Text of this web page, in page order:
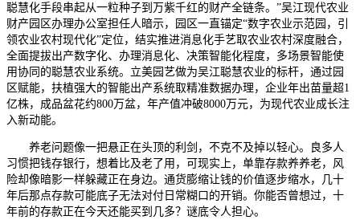
聪慧化手段串起从一粒种子到万紫千红的财产全链条。”吴江现代农业
财产园区办理办公室担任人暗示，园区一直锚定“数字农业示范园，引
领农业农村现代化”定位，结实推进消息化手艺取农业农村深度融合，
全面提拔出产数字化、办理消息化、决策智能化程度，多场景智能使
用协同的聪慧农业系统。立美园艺做为吴江聪慧农业的标杆，通过园
区赋能，扶植强大的智能出产系统取精准数据办理，企业年出苗量超1
亿株，成品盆花约800万盆，年产值冲破8000万元，为现代农业成长注
入新动能。
养老问题像一把悬正在头顶的利剑，不克不及掉以轻心。良多人
习惯把钱存银行，想着比及老了用，可现实上，单靠存款养养老，风
险却像暗影一样躲藏正在身边。通货膨缩让钱的价值逐步缩水，几十
年后那点存款可能底子无法对付日常糊口的开销。你能否曾想过，十
年前的存款正在今天还能买到几多？谜底令人担心。